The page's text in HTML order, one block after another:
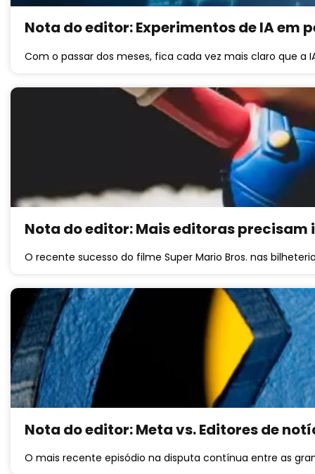
Nota do editor: Experimentos de IA
Com o passar dos meses, fica cada vez mais claro que a
Nota do editor: Mais editoras
O recente sucesso do filme Super Mario Bros. nas
Nota do editor: Meta vs. Editores de
O mais recente episódio na disputa contínua entre as